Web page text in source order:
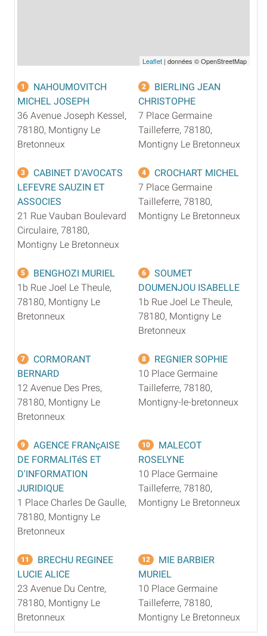
Leaflet | données © OpenStreetMap
1
NAHOUMOVITCH
MICHEL JOSEPH
36 Avenue Joseph Kessel,
78180, Montigny Le
Bretonneux
2
BIERLING JEAN
CHRISTOPHE
7 Place Germaine
Tailleferre, 78180,
Montigny Le Bretonneux
3
CABINET D'AVOCATS
LEFEVRE SAUZIN ET
ASSOCIES
21 Rue Vauban Boulevard
Circulaire, 78180,
Montigny Le Bretonneux
4
CROCHART MICHEL
7 Place Germaine
Tailleferre, 78180,
Montigny Le Bretonneux
5
BENGHOZI MURIEL
1b Rue Joel Le Theule,
78180, Montigny Le
Bretonneux
6
SOUMET
DOUMENJOU ISABELLE
1b Rue Joel Le Theule,
78180, Montigny Le
Bretonneux
7
CORMORANT
BERNARD
12 Avenue Des Pres,
78180, Montigny Le
Bretonneux
8
REGNIER SOPHIE
10 Place Germaine
Tailleferre, 78180,
Montigny-le-bretonneux
9
AGENCE FRANçAISE
DE FORMALITéS ET
D'INFORMATION
JURIDIQUE
1 Place Charles De Gaulle,
78180, Montigny Le
Bretonneux
10
MALECOT
ROSELYNE
10 Place Germaine
Tailleferre, 78180,
Montigny Le Bretonneux
11
BRECHU REGINEE
LUCIE ALICE
23 Avenue Du Centre,
78180, Montigny Le
Bretonneux
12
MIE BARBIER
MURIEL
10 Place Germaine
Tailleferre, 78180,
Montigny Le Bretonneux